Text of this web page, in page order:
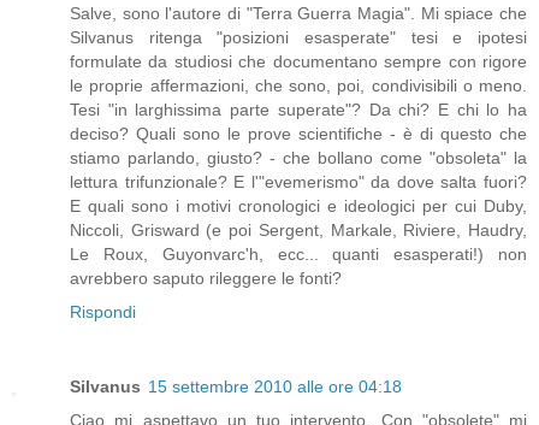
Salve, sono l'autore di "Terra Guerra Magia". Mi spiace che
Silvanus ritenga "posizioni esasperate" tesi e ipotesi
formulate da studiosi che documentano sempre con rigore
le proprie affermazioni, che sono, poi, condivisibili o meno.
Tesi "in larghissima parte superate"? Da chi? E chi lo ha
deciso? Quali sono le prove scientifiche - è di questo che
stiamo parlando, giusto? - che bollano come "obsoleta" la
lettura trifunzionale? E l'"evemerismo" da dove salta fuori?
E quali sono i motivi cronologici e ideologici per cui Duby,
Niccoli, Grisward (e poi Sergent, Markale, Riviere, Haudry,
Le Roux, Guyonvarc'h, ecc... quanti esasperati!) non
avrebbero saputo rileggere le fonti?
Rispondi
Silvanus 15 settembre 2010 alle ore 04:18
Ciao mi aspettavo un tuo intervento. Con "obsolete" mi